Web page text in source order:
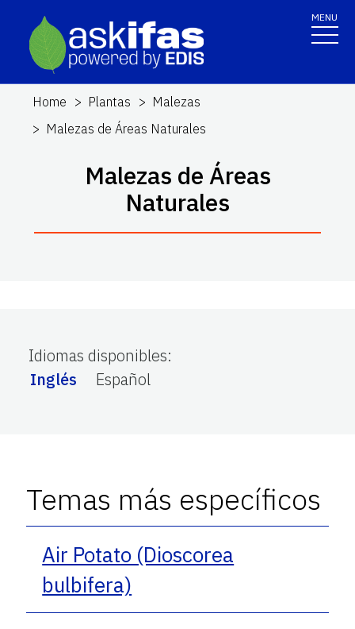
MENU
Home Plantas
Malezas
Malezas de Áreas Naturales
Malezas de Áreas
Naturales
Idiomas disponibles:
Inglés
Español
Temas más específicos
Air Potato (Dioscorea
bulbifera)